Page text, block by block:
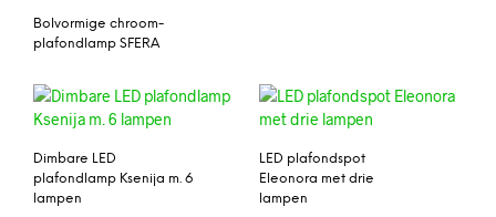
Bolvormige chroom-
plafondlamp SFERA
Dimbare LED
plafondlamp Ksenija m. 6
lampen
LED plafondspot
Eleonora met drie
lampen